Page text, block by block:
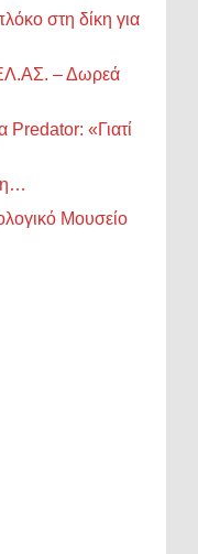
στη δίκη για
ΕΛ.ΑΣ. – Δωρεά
Predator: «Γιατί
Μουσείο